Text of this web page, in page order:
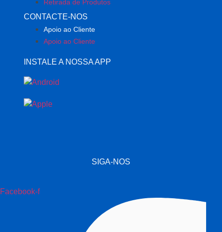
Retirada de Produtos
CONTACTE-NOS
Apoio ao Cliente
Apoio ao Cliente
INSTALE A NOSSA APP
SIGA-NOS
Facebook-f